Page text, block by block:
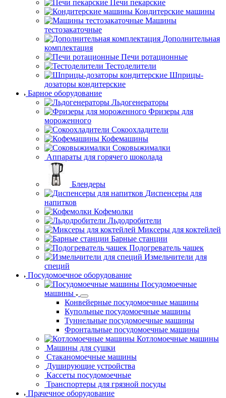
Печи пекарские
Кондитерские машины
Машины
тестозакаточные
Дополнительная
комплектация
Печи ротационные
Тестоделители
Шприцы-
дозаторы кондитерские
Барное оборудование
Льдогенераторы
Фризеры для
мороженного
Сокоохладители
Кофемашины
Соковыжималки
горячего шоколада
Блендеры
напитков
Кофемолки
Льдодробители
Миксеры для коктейлей
Барные станции
Подогреватель чашек
специй
Посудомоечное оборудование
машины
Конвейерные посудомоечные машины
Купольные посудомоечные машины
Туннельные посудомоечные машины
Фронтальные посудомоечные машины
Машины для сушки
машины
Душирующие
устройства